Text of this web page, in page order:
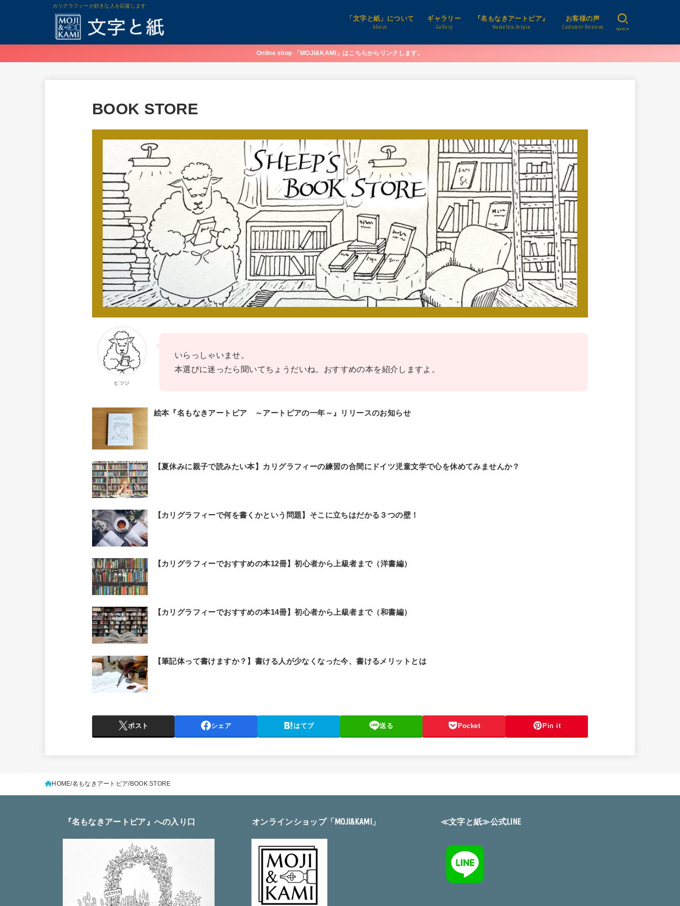
カリグラフィーが好きな人を応援します
「文字と紙」について
About
ギャラリー
Gallery
『名もなきアートピア』
Nameless Artpia
お客様の声
Customer Reviews SEARCH
Online shop 「MOJI&KAMI」はこちらからリンクします。
BOOK STORE
ヒツジ
いらっしゃいませ。
本選びに迷ったら聞いてちょうだいね。おすすめの本を紹介しますよ。
絵本『名もなきアートピア ～アートピアの一年～』リリースのお知らせ
【夏休みに親子で読みたい本】カリグラフィーの練習の合間にドイツ児童文学で心を休めてみませんか？
【カリグラフィーで何を書くかという問題】そこに立ちはだかる３つの壁！
【カリグラフィーでおすすめの本12冊】初心者から上級者まで（洋書編）
【カリグラフィーでおすすめの本14冊】初心者から上級者まで（和書編）
【筆記体って書けますか？】書ける人が少なくなった今、書けるメリットとは
ポスト シェア はてブ 送る Pocket Pin it
HOME 名もなきアートピア BOOK STORE
『名もなきアートピア』への入り口 オンラインショップ「MOJI&KAMI」 ≪文字と紙≫公式LINE